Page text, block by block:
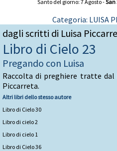
Santo del giorno: 7 Agosto -San
Categoria: LUISA
dagli scritti di Luisa
Libro di Cielo 23
Pregando con Luisa
Raccolta di preghiere tratte dal
Piccarreta.
Altri libri dello stesso autore
Libro di Cielo 30
Libro di cielo 2
Libro di cielo 1
Libro di Cielo 36